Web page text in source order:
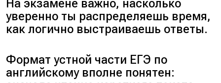
На экзамене важно, насколько
уверенно ты распределяешь время,
как логично выстраиваешь ответы.
Формат устной части ЕГЭ по
английскому вполне понятен: